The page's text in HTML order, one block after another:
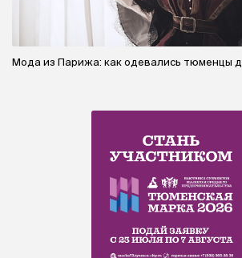
Мода из Парижа: как одевались тюменцы